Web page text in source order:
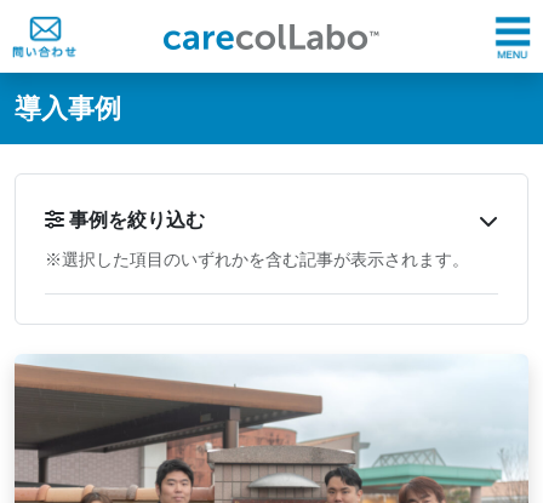
@ -0,0 +1,60 @@
導入事例
事例を絞り込む
※選択した項目のいずれかを含む記事が表示されます。